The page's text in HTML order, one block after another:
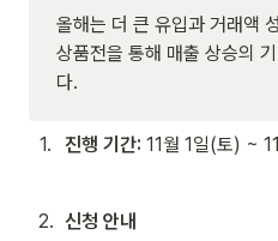
올해는 더 큰 유입과 거래액
상품전을 통해 매출 상승의
다.
1. 진행 기간: 11월 1일(토) ~
2. 신청 안내